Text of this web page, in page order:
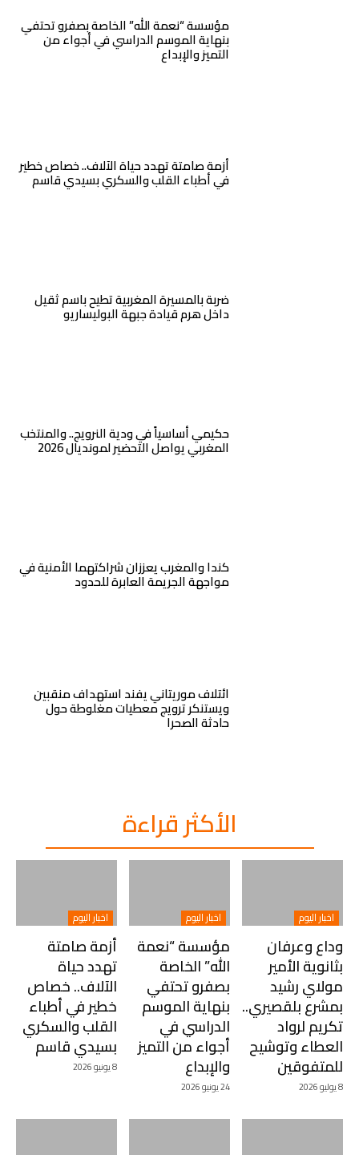
مؤسسة “نعمة الله” الخاصة بصفرو تحتفي
بنهاية الموسم الدراسي في أجواء من
التميز والإبداع
أزمة صامتة تهدد حياة الآلاف.. خصاص خطير
في أطباء القلب والسكري بسيدي قاسم
ضربة بالمسيرة المغربية تطيح باسم ثقيل
داخل هرم قيادة جبهة البوليساريو
حكيمي أساسياً في ودية النرويج.. والمنتخب
المغربي يواصل التحضير لمونديال 2026
كندا والمغرب يعززان شراكتهما الأمنية في
مواجهة الجريمة العابرة للحدود
ائتلاف موريتاني يفند استهداف منقبين
ويستنكر ترويج معطيات مغلوطة حول
حادثة الصحرا
الأكثر قراءة
اخبار اليوم
وداع وعرفان
بثانوية الأمير
مولاي رشيد
بمشرع بلقصيري..
تكريم لرواد
العطاء وتوشيح
للمتفوقين
8 يوليو 2026
اخبار اليوم
مؤسسة “نعمة
الله” الخاصة
بصفرو تحتفي
بنهاية الموسم
الدراسي في
أجواء من التميز
والإبداع
24 يونيو 2026
اخبار اليوم
أزمة صامتة
تهدد حياة
الآلاف.. خصاص
خطير في أطباء
القلب والسكري
بسيدي قاسم
8 يونيو 2026